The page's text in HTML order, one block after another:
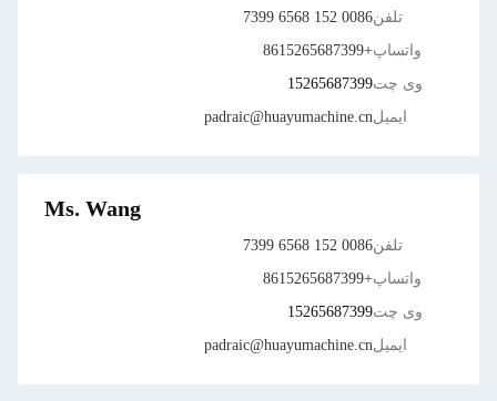
تلفن0086 152 6568 7399
واتساپ+8615265687399
وی چت15265687399
ایمیلpadraic@huayumachine.cn
Ms. Wang
تلفن0086 152 6568 7399
واتساپ+8615265687399
وی چت15265687399
ایمیلpadraic@huayumachine.cn